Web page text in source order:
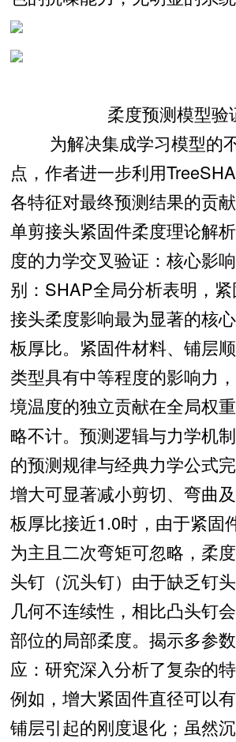
柔度预测模型验
为解决集成学习模型的
点，作者进一步利用
各特征对最终预测结果的贡
单剪接头紧固件柔度理论解
度的力学交叉验证：核心影
别：SHAP全局分析表明，
接头柔度影响最为显著的核
板厚比。紧固件材料、铺层
类型具有中等程度的影响力
境温度的独立贡献在全局权
略不计。预测逻辑与力学机
的预测规律与经典力学公式
增大可显著减小剪切、弯曲
板厚比接近1.0时，由于紧固
为主且二次弯矩可忽略，柔
头钉（沉头钉）由于缺乏钉
几何不连续性，相比凸头钉
部位的局部柔度。揭示多参
应：研究深入分析了复杂的特
例如，增大紧固件直径可以
铺层引起的刚度退化；虽然